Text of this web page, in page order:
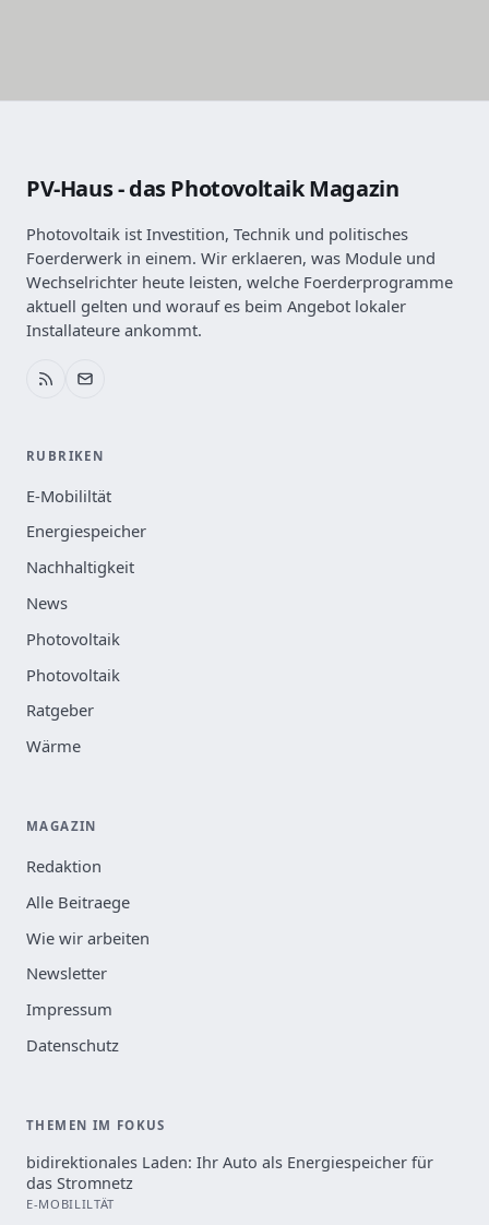
PV-Haus - das Photovoltaik Magazin
Photovoltaik ist Investition, Technik und politisches
Foerderwerk in einem. Wir erklaeren, was Module und
Wechselrichter heute leisten, welche Foerderprogramme
aktuell gelten und worauf es beim Angebot lokaler
Installateure ankommt.
RUBRIKEN
E-Mobililtät
Energiespeicher
Nachhaltigkeit
News
Photovoltaik
Photovoltaik
Ratgeber
Wärme
MAGAZIN
Redaktion
Alle Beitraege
Wie wir arbeiten
Newsletter
Impressum
Datenschutz
THEMEN IM FOKUS
bidirektionales Laden: Ihr Auto als Energiespeicher für
das Stromnetz
E-MOBILILTÄT